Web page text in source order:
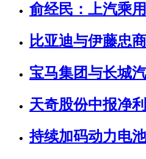
俞经民：上汽乘
比亚迪与伊藤忠
宝马集团与长城
天奇股份中报净
持续加码动力电